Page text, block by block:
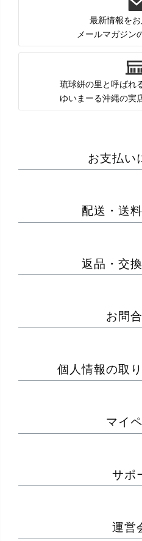
最新情報を
メールマガジン
琉球絣の里と呼ばれ
ゆいまーる沖縄の実
お支払い
配送・送
返品・交
お問
個人情報の取
マイ
サポ
運営